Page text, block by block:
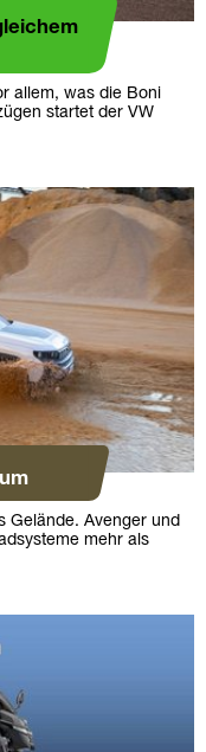
allem, was die Boni
startet der VW
Gelände. Avenger und
mehr als